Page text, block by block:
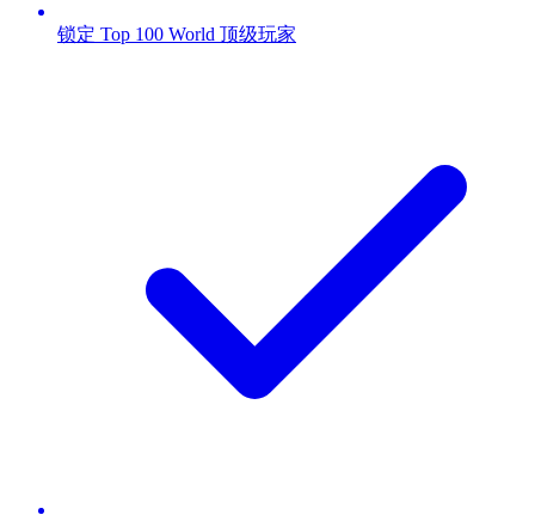
锁定 Top 100 World 顶级玩家